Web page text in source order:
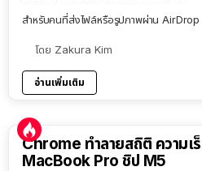
สำหรับคนที่ส่งไฟล์หรือรูปภาพผ่าน AirDrop
โดย Zakura Kim
อ่านเพิ่มเติม
Chrome ทำลายสถิติ ความเร็
MacBook Pro ชิป M5